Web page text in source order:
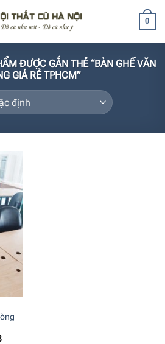
0
ĐƯỢC GẮN THẺ “BÀN GHẾ VĂN
GIÁ RẺ TPHCM”